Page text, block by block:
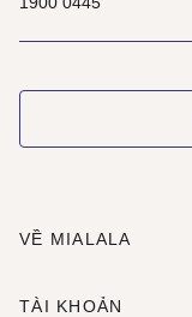
VỀ MIALALA
TÀI KHOẢN